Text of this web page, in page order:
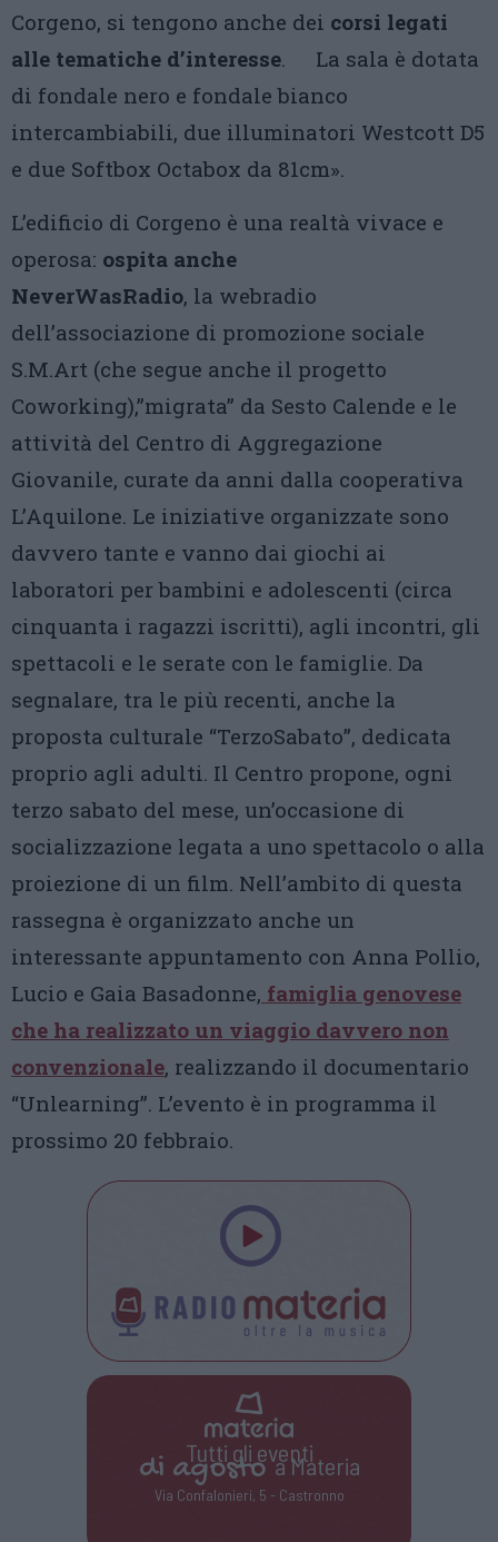
Corgeno, si tengono anche dei corsi legati
alle tematiche d’interesse. La sala è dotata
di fondale nero e fondale bianco
intercambiabili, due illuminatori Westcott D5
e due Softbox Octabox da 81cm».
L’edificio di Corgeno è una realtà vivace e
operosa: ospita anche
NeverWasRadio, la webradio
dell’associazione di promozione sociale
S.M.Art (che segue anche il progetto
Coworking),”migrata” da Sesto Calende e le
attività del Centro di Aggregazione
Giovanile, curate da anni dalla cooperativa
L’Aquilone. Le iniziative organizzate sono
davvero tante e vanno dai giochi ai
laboratori per bambini e adolescenti (circa
cinquanta i ragazzi iscritti), agli incontri, gli
spettacoli e le serate con le famiglie. Da
segnalare, tra le più recenti, anche la
proposta culturale “TerzoSabato”, dedicata
proprio agli adulti. Il Centro propone, ogni
terzo sabato del mese, un’occasione di
socializzazione legata a uno spettacolo o alla
proiezione di un film. Nell’ambito di questa
rassegna è organizzato anche un
interessante appuntamento con Anna Pollio,
Lucio e Gaia Basadonne, famiglia genovese
che ha realizzato un viaggio davvero non
convenzionale, realizzando il documentario
“Unlearning”. L’evento è in programma il
prossimo 20 febbraio.
Tutti gli eventi
di agostoa Materia
Via Confalonieri, 5 - Castronno